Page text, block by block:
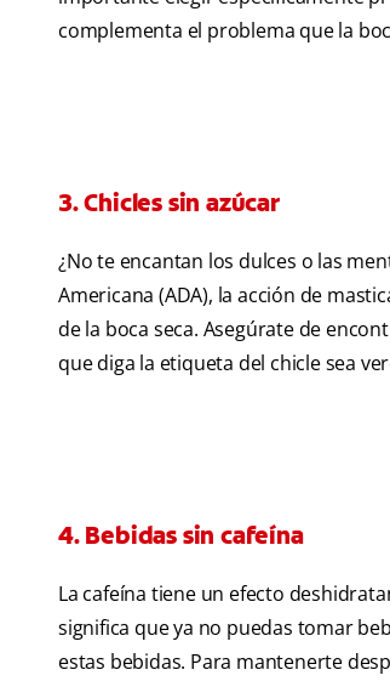
complementa el problema que la
3. Chicles sin azúcar
¿No te encantan los dulces o las
Americana (ADA), la acción de
de la boca seca. Asegúrate de
que diga la etiqueta del chicle sea
4. Bebidas sin cafeína
La cafeína tiene un efecto
significa que ya no puedas tomar
estas bebidas. Para mantenerte